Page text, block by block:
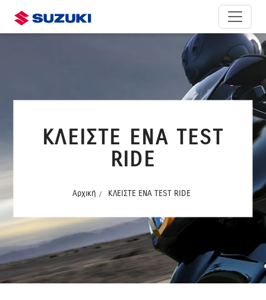
ΚΛΕΙΣΤΕ ΕΝΑ TEST
RIDE
Αρχική ΚΛΕΙΣΤΕ ΕΝΑ TEST RIDE